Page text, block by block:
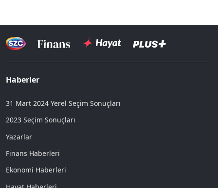
Haberler
31 Mart 2024 Yerel Seçim Sonuçları
2023 Seçim Sonuçları
Yazarlar
Finans Haberleri
Ekonomi Haberleri